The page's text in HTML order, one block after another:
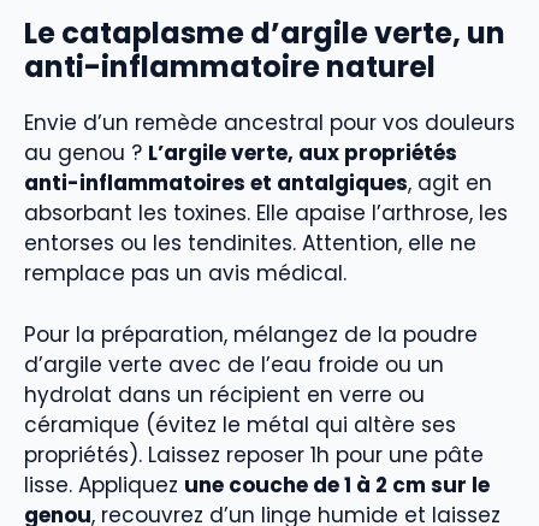
Le cataplasme d’argile verte, un
anti-inflammatoire naturel
Envie d’un remède ancestral pour vos douleurs
au genou ? L’argile verte, aux propriétés
anti-inflammatoires et antalgiques, agit en
absorbant les toxines. Elle apaise l’arthrose, les
entorses ou les tendinites. Attention, elle ne
remplace pas un avis médical.
Pour la préparation, mélangez de la poudre
d’argile verte avec de l’eau froide ou un
hydrolat dans un récipient en verre ou
céramique (évitez le métal qui altère ses
propriétés). Laissez reposer 1h pour une pâte
lisse. Appliquez une couche de 1 à 2 cm sur le
genou, recouvrez d’un linge humide et laissez